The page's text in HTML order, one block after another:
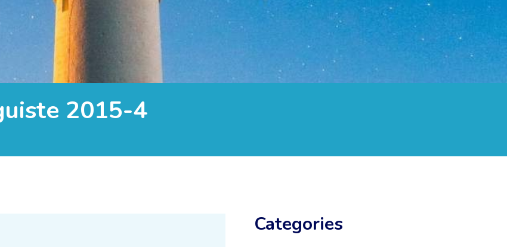
2015-4
Categories